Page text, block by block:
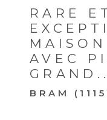
RARE
AVEC
BRAM